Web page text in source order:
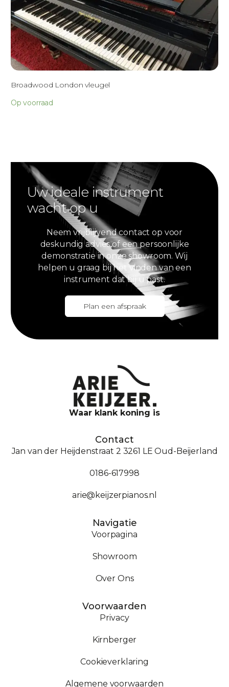
Broadwood London vleugel
Op voorraad
Uw ideale instrument
wacht op u
Neem vrijblijvend contact op voor
deskundig advies of een persoonlijke
demonstratie in onze showroom. Wij
helpen u graag bij het vinden van een
instrument dat bij u past.
Plan een afspraak
Waar klank koning is
Contact
Jan van der Heijdenstraat 2 3261 LE Oud-Beijerland
0186-617998
arie@keijzerpianos.nl
Navigatie
Voorpagina
Showroom
Over Ons
Voorwaarden
Privacy
Kirnberger
Cookieverklaring
Algemene voorwaarden